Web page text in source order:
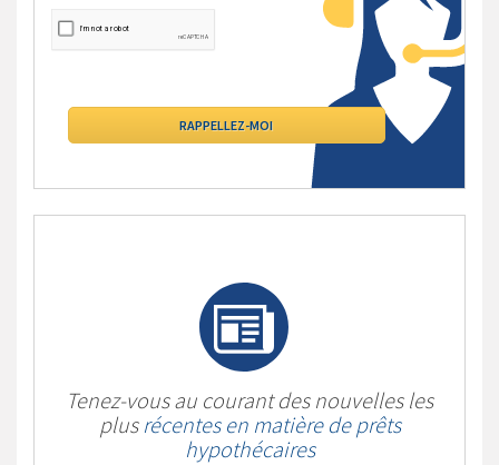
Tenez-vous au courant des nouvelles les
plus récentes en matière de prêts
hypothécaires